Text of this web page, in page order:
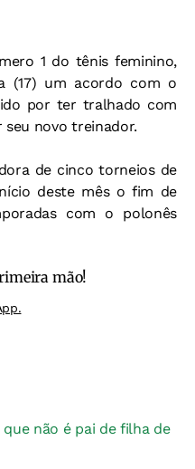
1 do tênis feminino,
(17) um acordo com o
por ter tralhado com
seu novo treinador.
de cinco torneios de
deste mês o fim de
com o polonês
mão!
não é pai de filha de